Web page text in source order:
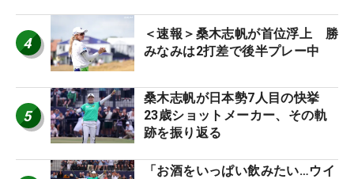
4
＜速報＞桑木志帆が首位浮上 勝
みなみは2打差で後半プレー中
5
桑木志帆が日本勢7人目の快挙
23歳ショットメーカー、その軌
跡を振り返る
「お酒をいっぱい飲みたい…ウイ